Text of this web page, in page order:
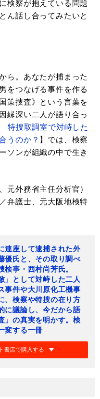
検察が抱えている問題
ん話し合ってみたいと
ら。あなたが捕まった
をつなげる事件を作る
策捜査》という言葉を
縁深い二人が語り合っ
特捜取調室で対峙した
うのか？ 】では、検察
ソンが組織の中で生き
元外務省主任分析官）
弁護士、元大阪地検特
連座して逮捕された外
優氏と、その取り調べ
検事・西村尚芳氏。
」として対峙した二人
事件や大川原化工機事
、検察や特捜の在り方
に議論し、今だから語
」の真実を明かす。検
変する一冊
書店で購入する